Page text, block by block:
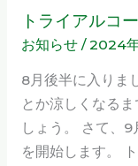
ら
せ
ー
ル
探
し
トライアルコ
お知らせ/2024
8月後半に入りま
とか涼しくなる
しょう。 さて、
を開始します。
ト
ラ
イ